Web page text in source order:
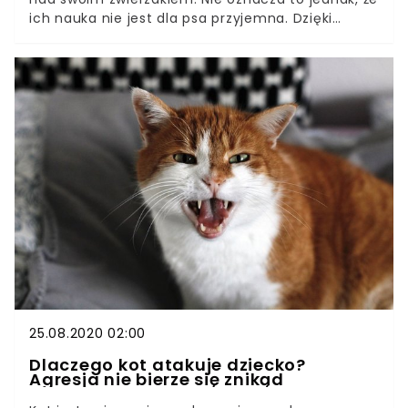
ich nauka nie jest dla psa przyjemna. Dzięki
dla psa bardziej wyzwanie czy łamigłówkę niż
przykry obowiązek. Zwierzak musi zastanowić się,
by wykombinować jakiej reakcji od niego
oczekujemy. Często dostaje wskazówki od
właściciela. Czworonogi entuzjastycznie reagują
na trening także ze względu na smaczne
przysmaki stanowiące w nim nagrody. Istnieje
kilka podstawowych poleceń, które powinien
poznać każdy z nich. Na szczęście większość zna
je instynktownie, ich poznawanie polega więc
głównie na powiązaniu danego zachowania z
dźwiękiem głosu opiekuna.
25.08.2020 02:00
Dlaczego kot atakuje dziecko?
Agresja nie bierze się znikąd